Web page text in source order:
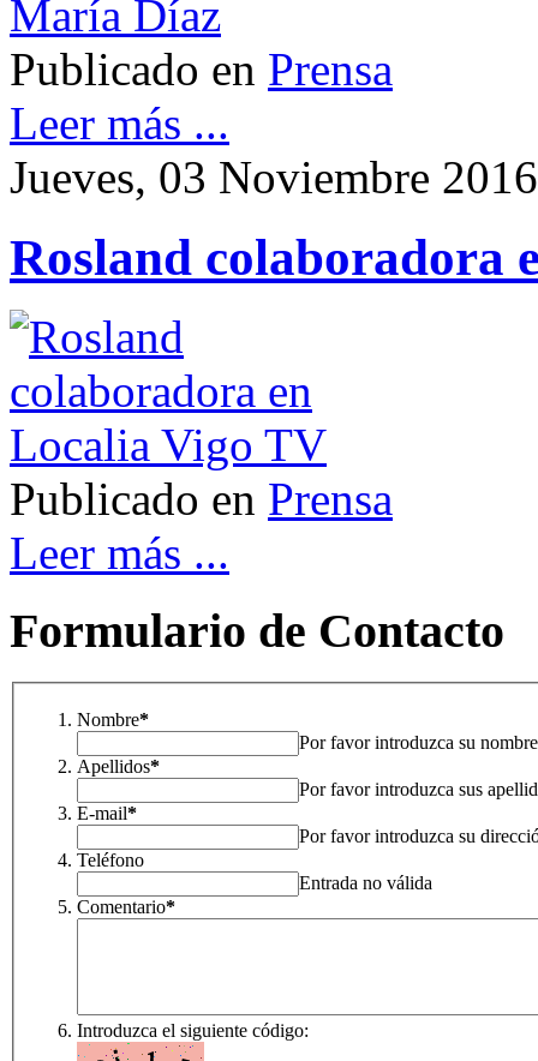
Publicado en Prensa
Leer más ...
Jueves, 03 Noviembre
Rosland colaboradora
Publicado en Prensa
Leer más ...
Formulario de Contacto
Nombre*
Por favor introduzca su nombre
Apellidos*
Por favor introduzca sus
E-mail*
Por favor introduzca su
Teléfono
Entrada no válida
Comentario*
Introduzca el siguiente código: